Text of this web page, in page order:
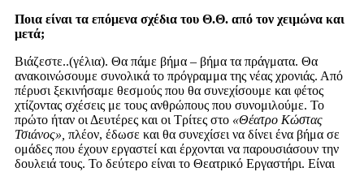
Ποια είναι τα επόμενα σχέδια του Θ.Θ. από τον χειμώνα και
μετά;
Βιάζεστε..(γέλια). Θα πάμε βήμα – βήμα τα πράγματα. Θα
ανακοινώσουμε συνολικά το πρόγραμμα της νέας χρονιάς. Από
πέρυσι ξεκινήσαμε θεσμούς που θα συνεχίσουμε και φέτος
χτίζοντας σχέσεις με τους ανθρώπους που συνομιλούμε. Το
πρώτο ήταν οι Δευτέρες και οι Τρίτες στο «Θέατρο Κώστας
Τσιάνος», πλέον, έδωσε και θα συνεχίσει να δίνει ένα βήμα σε
ομάδες που έχουν εργαστεί και έρχονται να παρουσιάσουν την
δουλειά τους. Το δεύτερο είναι το Θεατρικό Εργαστήρι. Είναι